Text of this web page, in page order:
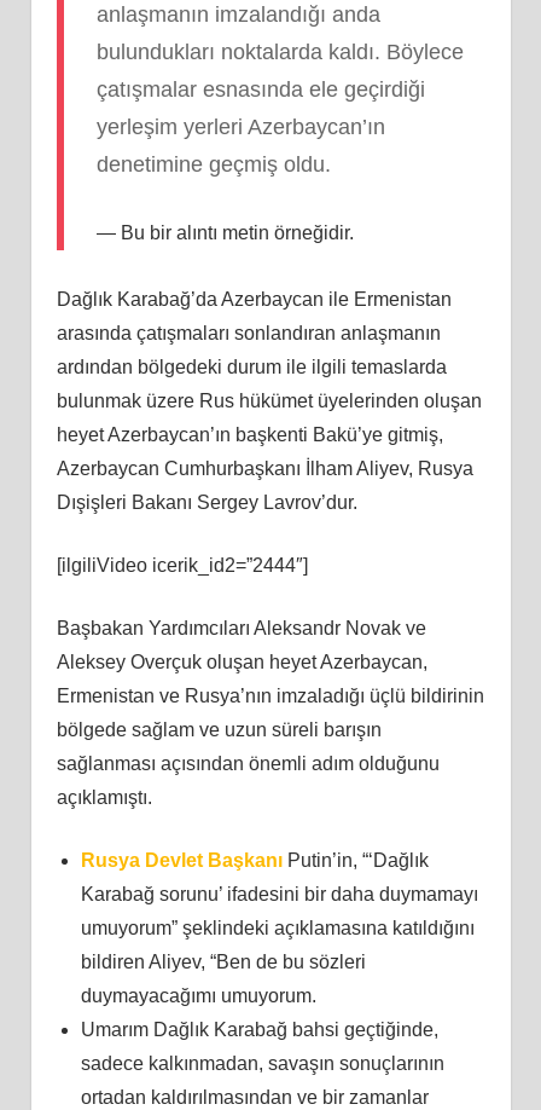
anlaşmanın imzalandığı anda
bulundukları noktalarda kaldı. Böylece
çatışmalar esnasında ele geçirdiği
yerleşim yerleri Azerbaycan’ın
denetimine geçmiş oldu.
Bu bir alıntı metin örneğidir.
Dağlık Karabağ’da Azerbaycan ile Ermenistan
arasında çatışmaları sonlandıran anlaşmanın
ardından bölgedeki durum ile ilgili temaslarda
bulunmak üzere Rus hükümet üyelerinden oluşan
heyet Azerbaycan’ın başkenti Bakü’ye gitmiş,
Azerbaycan Cumhurbaşkanı İlham Aliyev, Rusya
Dışişleri Bakanı Sergey Lavrov’dur.
[ilgiliVideo icerik_id2=”2444″]
Başbakan Yardımcıları Aleksandr Novak ve
Aleksey Overçuk oluşan heyet Azerbaycan,
Ermenistan ve Rusya’nın imzaladığı üçlü bildirinin
bölgede sağlam ve uzun süreli barışın
sağlanması açısından önemli adım olduğunu
açıklamıştı.
Rusya Devlet BaşkanıPutin’in, “‘Dağlık
Karabağ sorunu’ ifadesini bir daha duymamayı
umuyorum” şeklindeki açıklamasına katıldığını
bildiren Aliyev, “Ben de bu sözleri
duymayacağımı umuyorum.
Umarım Dağlık Karabağ bahsi geçtiğinde,
sadece kalkınmadan, savaşın sonuçlarının
ortadan kaldırılmasından ve bir zamanlar